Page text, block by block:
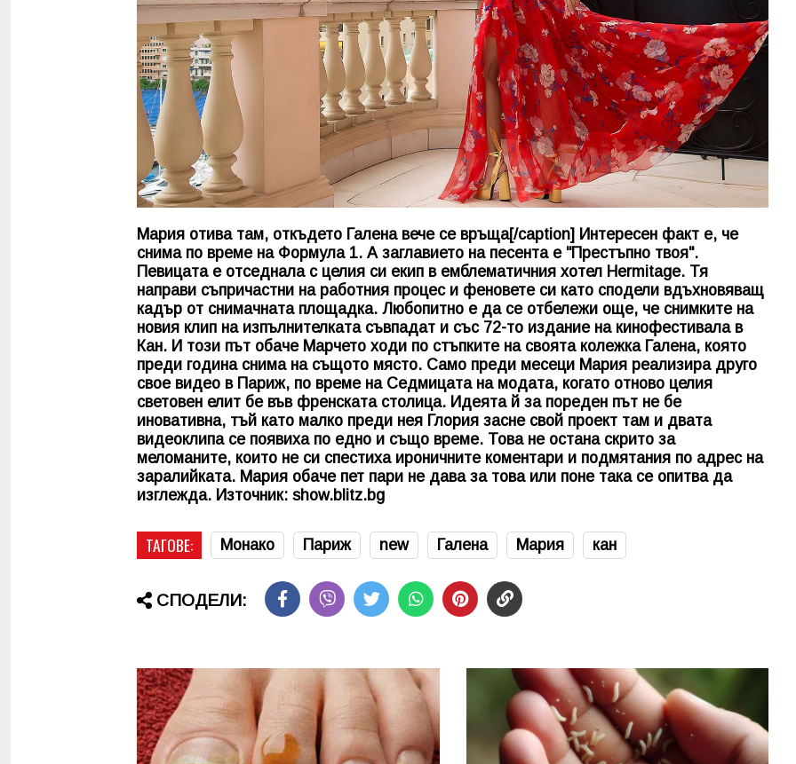
Мария отива там, откъдето Галена вече се връща[/caption] Интересен факт е, че
снима по време на Формула 1. А заглавието на песента е "Престъпно твоя".
Певицата е отседнала с целия си екип в емблематичния хотел Hermitage. Тя
направи съпричастни на работния процес и феновете си като сподели вдъхновяващ
кадър от снимачната площадка. Любопитно е да се отбележи още, че снимките на
новия клип на изпълнителката съвпадат и със 72-то издание на кинофестивала в
Кан. И този път обаче Марчето ходи по стъпките на своята колежка Галена, която
преди година снима на същото място. Само преди месеци Мария реализира друго
свое видео в Париж, по време на Седмицата на модата, когато отново целия
световен елит бе във френската столица. Идеята й за пореден път не бе
иновативна, тъй като малко преди нея Глория засне свой проект там и двата
видеоклипа се появиха по едно и също време. Това не остана скрито за
меломаните, които не си спестиха ироничните коментари и подмятания по адрес на
заралийката. Мария обаче пет пари не дава за това или поне така се опитва да
изглежда. Източник: show.blitz.bg
ТАГОВЕ: Монако Париж new Галена Мария кан
СПОДЕЛИ: